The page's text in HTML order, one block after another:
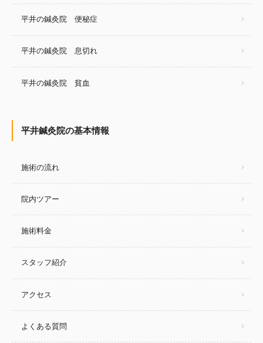
平井の鍼灸院 便秘症
平井の鍼灸院 息切れ
平井の鍼灸院 貧血
平井鍼灸院の基本情報
施術の流れ
院内ツアー
施術料金
スタッフ紹介
アクセス
よくある質問